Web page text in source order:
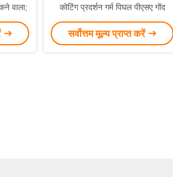
वाला;
कोटिंग प्रदर्शन गर्म पिघल पीएसए गोंद
सर्वोत्तम मूल्य प्राप्त करें